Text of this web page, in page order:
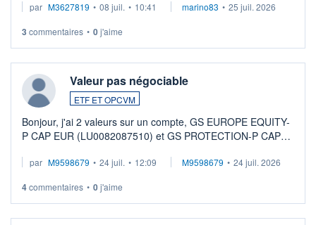
par M3627819 • 08 juil. • 10:41 marino83 • 25 juil. 2026
3 commentaires • 0j'aime
Valeur pas négociable
ETF ET OPCVM
Bonjour, j'ai 2 valeurs sur un compte, GS EUROPE EQUITY-
P CAP EUR (LU0082087510) et GS PROTECTION-P CAP
veux procéder à la vente, on me signale ...
par M9598679 • 24 juil. • 12:09 M9598679 • 24 juil. 2026
4commentaires • 0j'aime